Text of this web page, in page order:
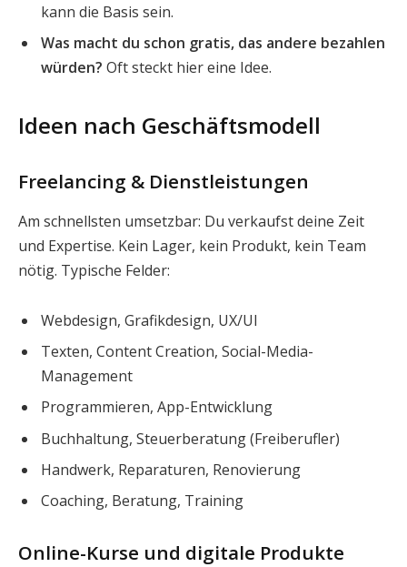
kann die Basis sein.
Was macht du schon gratis, das andere bezahlen
würden? Oft steckt hier eine Idee.
Ideen nach Geschäftsmodell
Freelancing & Dienstleistungen
Am schnellsten umsetzbar: Du verkaufst deine Zeit
und Expertise. Kein Lager, kein Produkt, kein Team
nötig. Typische Felder:
Webdesign, Grafikdesign, UX/UI
Texten, Content Creation, Social-Media-
Management
Programmieren, App-Entwicklung
Buchhaltung, Steuerberatung (Freiberufler)
Handwerk, Reparaturen, Renovierung
Coaching, Beratung, Training
Online-Kurse und digitale Produkte